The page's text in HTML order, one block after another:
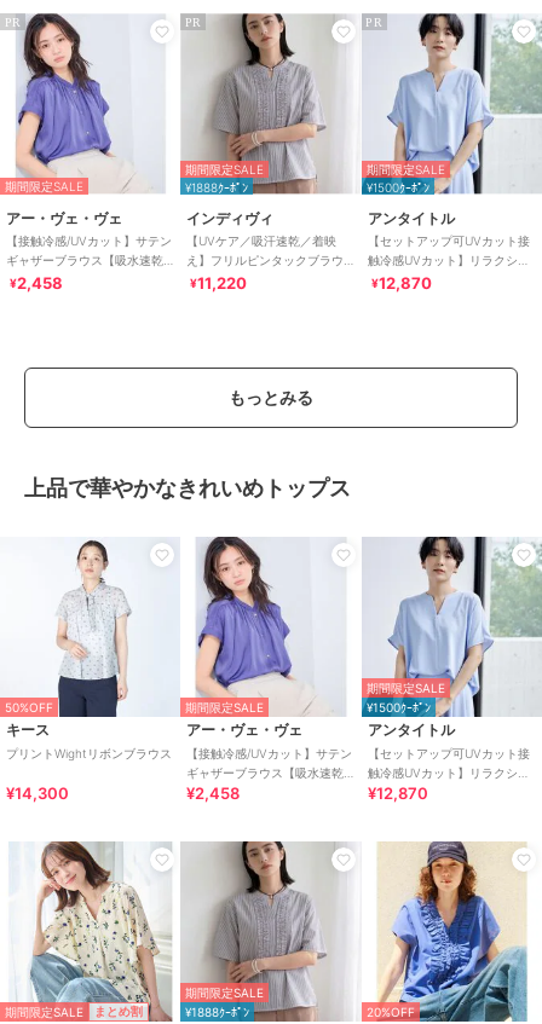
PR
期間限定SALE
アー・ヴェ・ヴェ
【接触冷感/UVカット】サテン
ギャザーブラウス【吸水速乾/
イージーケア】
¥2,458
PR
期間限定SALE
¥1888ｸｰﾎﾟﾝ
インディヴィ
【UVケア／吸汗速乾／着映
え】フリルピンタックブラウ
ス
¥11,220
PR
期間限定SALE
¥1500ｸｰﾎﾟﾝ
アンタイトル
【セットアップ可UVカット接
触冷感UVカット】リラクシー
キーVネックブラウス
¥12,870
もっとみる
上品で華やかなきれいめトップス
50%OFF
キース
プリントWightリボンブラウス
¥14,300
期間限定SALE
アー・ヴェ・ヴェ
【接触冷感/UVカット】サテン
ギャザーブラウス【吸水速乾/
イージーケア】
¥2,458
期間限定SALE
¥1500ｸｰﾎﾟﾝ
アンタイトル
【セットアップ可UVカット接
触冷感UVカット】リラクシー
キーVネックブラウス
¥12,870
期間限定SALE まとめ割
期間限定SALE
¥1888ｸｰﾎﾟﾝ
20%OFF